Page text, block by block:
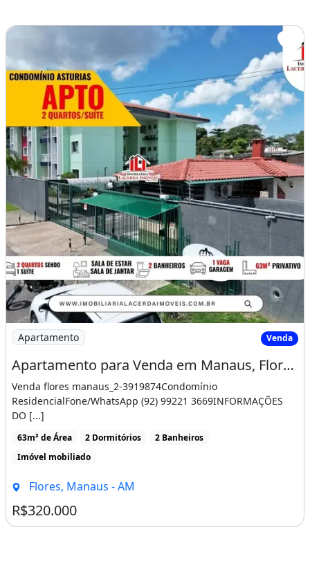
Elevador
Vista Livre
Aceita Financiamento
Última Reforma: 2025
Quantidade De Andares: 7
Apartamentos Por Andar: 6
Contrato De Exclusividade
Ar-condicionado Churrasqueira
Piscina
Varanda
Área de serviço
Imagem: Apartamento para Venda em Manaus, Flores
Apartamento Venda
Apartamento para Venda em Manaus, Flores, 2 Dormitórios, 1 Suíte, 2 Banheiros, 1 Vaga
Venda flores manaus_2-3919874Condomínio
ResidencialFone/WhatsApp (92) 99221 3669INFORMAÇÕES
DO [...]
63m² de Área 2 Dormitórios
2 Banheiros
Imóvel mobiliado
Flores, Manaus - AM
R$320.000